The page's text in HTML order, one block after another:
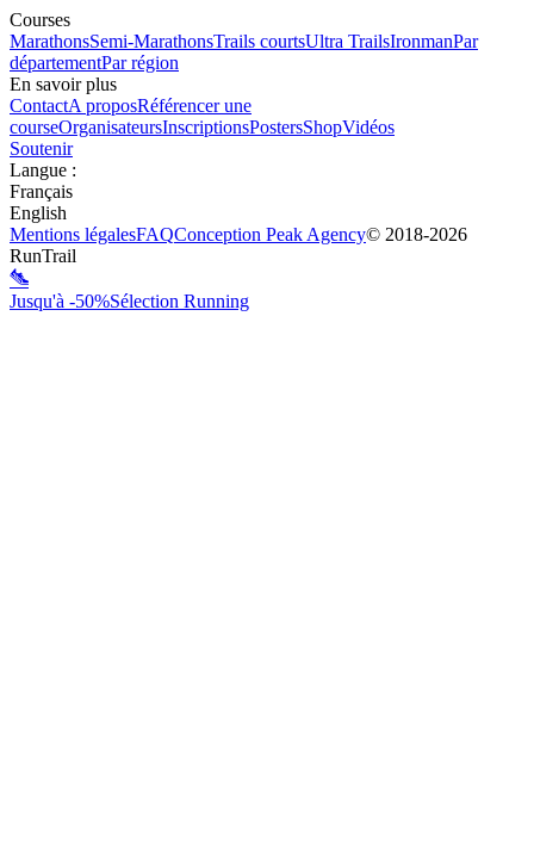
Courses
MarathonsSemi-MarathonsTrails courtsUltra TrailsIronmanPar
départementPar région
En savoir plus
ContactA proposRéférencer une
courseOrganisateursInscriptionsPostersShopVidéos
Soutenir
Langue :
Français
English
Mentions légalesFAQConception Peak Agency© 2018-2026
RunTrail
Jusqu'à -50%Sélection Running